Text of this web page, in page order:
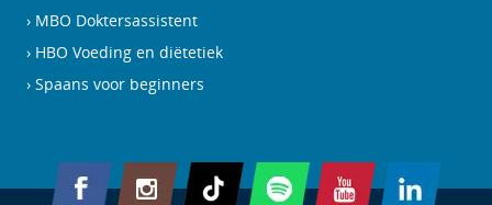
MBO Doktersassistent
HBO Voeding en diëtetiek
Spaans voor beginners